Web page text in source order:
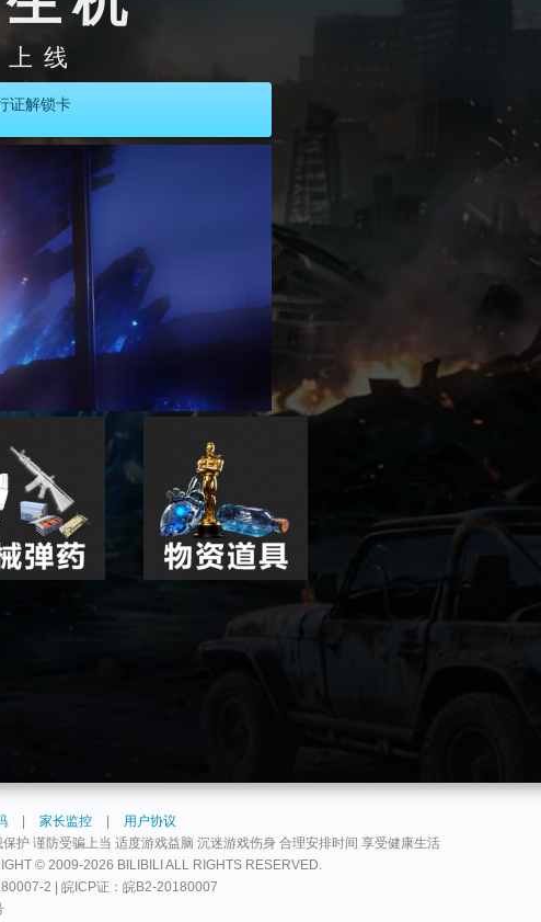
线
证解锁卡
| 家长监控 |
用户协议
护 谨防受骗上当 适度游戏益脑 沉迷游戏伤身 合理安排时间 享受健康生活
© 2009-2026 BILIBILI ALL RIGHTS RESERVED.
2 | 皖ICP证：皖B2-20180007